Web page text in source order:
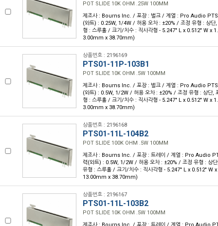
POT SLIDE 10K OHM .25W 100MM
제조사 : Bourns Inc. / 포장 : 벌크 / 계열 : Pro Audio
(와트) : 0.25W, 1/4W / 허용 오차 : ±20% / 조정 유형 : 상
형 : 스루홀 / 크기/치수 : 직사각형 - 5.247" L x 0.512" W x
3.00mm x 38.70mm)
상품번호 : 2196169
PTS01-11P-103B1
POT SLIDE 10K OHM .5W 100MM
제조사 : Bourns Inc. / 포장 : 벌크 / 계열 : Pro Audio
(와트) : 0.5W, 1/2W / 허용 오차 : ±20% / 조정 유형 : 상단,
형 : 스루홀 / 크기/치수 : 직사각형 - 5.247" L x 0.512" W x
3.00mm x 38.70mm)
상품번호 : 2196168
PTS01-11L-104B2
POT SLIDE 100K OHM .5W 100MM
제조사 : Bourns Inc. / 포장 : 트레이 / 계열 : Pro Audio
력(와트) : 0.5W, 1/2W / 허용 오차 : ±20% / 조정 유형 : 상
유형 : 스루홀 / 크기/치수 : 직사각형 - 5.247" L x 0.512" W
13.00mm x 38.70mm)
상품번호 : 2196167
PTS01-11L-103B2
POT SLIDE 10K OHM .5W 100MM